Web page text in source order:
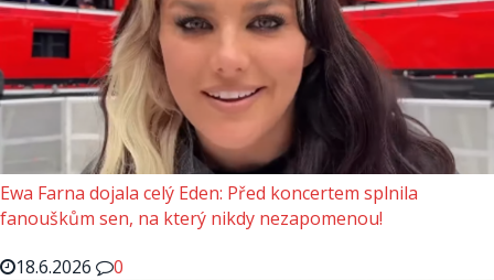
Ewa Farna dojala celý Eden: Před koncertem splnila
fanouškům sen, na který nikdy nezapomenou!
18.6.2026
0